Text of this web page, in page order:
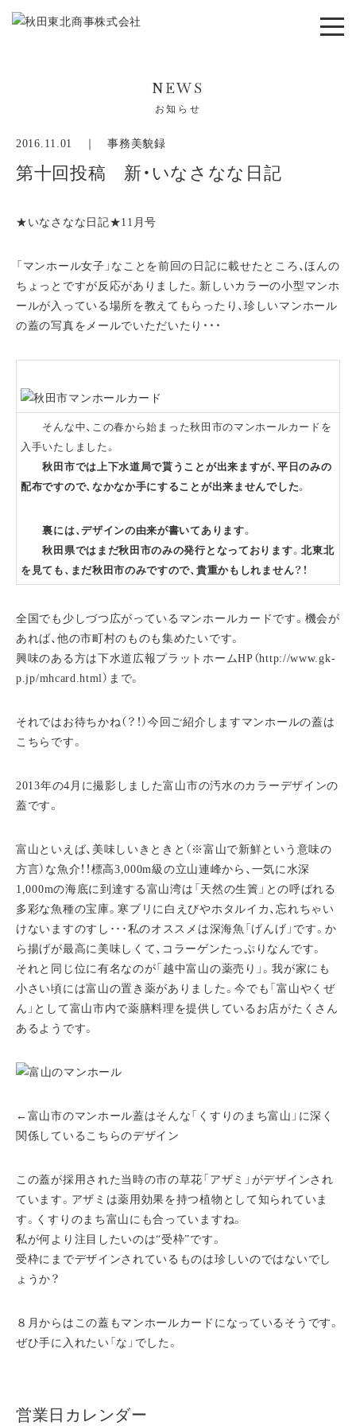
NEWS
お知らせ
2016.11.01 ｜事務美貌録
第十回投稿 新・いなさなな日記
★いなさなな日記★11月号
「マンホール女子」なことを前回の日記に載せたところ、ほんの
ちょっとですが反応がありました。新しいカラーの小型マンホ
ールが入っている場所を教えてもらったり、珍しいマンホール
の蓋の写真をメールでいただいたり・・・
そんな中、この春から始まった秋田市のマンホールカードを
入手いたしました。
秋田市では上下水道局で貰うことが出来ますが、平日のみの
配布ですので、なかなか手にすることが出来ませんでした。
裏には、デザインの由来が書いてあります。
秋田県ではまだ秋田市のみの発行となっております。北東北
を見ても、まだ秋田市のみですので、貴重かもしれません？！
全国でも少しづつ広がっているマンホールカードです。機会が
あれば、他の市町村のものも集めたいです。
興味のある方は下水道広報プラットホームHP（http://www.gk-
p.jp/mhcard.html）まで。
それではお待ちかね（？！）今回ご紹介しますマンホールの蓋は
こちらです。
2013年の4月に撮影しました富山市の汚水のカラーデザインの
蓋です。
富山といえば、美味しいきときと（※富山で新鮮という意味の
方言）な魚介！！標高3,000m級の立山連峰から、一気に水深
1,000mの海底に到達する富山湾は「天然の生簀」との呼ばれる
多彩な魚種の宝庫。寒ブリに白えびやホタルイカ、忘れちゃい
けないますのすし･･･私のオススメは深海魚「げんげ」です。か
ら揚げが最高に美味しくて、コラーゲンたっぷりなんです。
それと同じ位に有名なのが「越中富山の薬売り」。我が家にも
小さい頃には富山の置き薬がありました。今でも「富山やくぜ
ん」として富山市内で薬膳料理を提供しているお店がたくさん
あるようです。
←富山市のマンホール蓋はそんな「くすりのまち富山」に深く
関係しているこちらのデザイン
この蓋が採用された当時の市の草花「アザミ」がデザインされ
ています。アザミは薬用効果を持つ植物として知られていま
す。くすりのまち富山にも合っていますね。
私が何より注目したいのは“受枠”です。
受枠にまでデザインされているものは珍しいのではないでし
ょうか？
８月からはこの蓋もマンホールカードになっているそうです。
ぜひ手に入れたい「な」でした。
営業日カレンダー